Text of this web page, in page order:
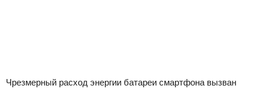
Чрезмерный расход энергии батареи смартфона вызван